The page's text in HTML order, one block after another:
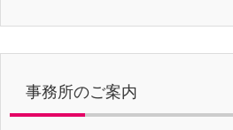
事務所のご案内